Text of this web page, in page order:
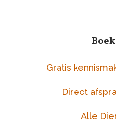
Gratis
Direct
Alle